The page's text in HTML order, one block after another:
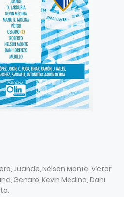
:
Juande, Nélson Monte, Víctor
Genaro, Kevin Medina, Dani